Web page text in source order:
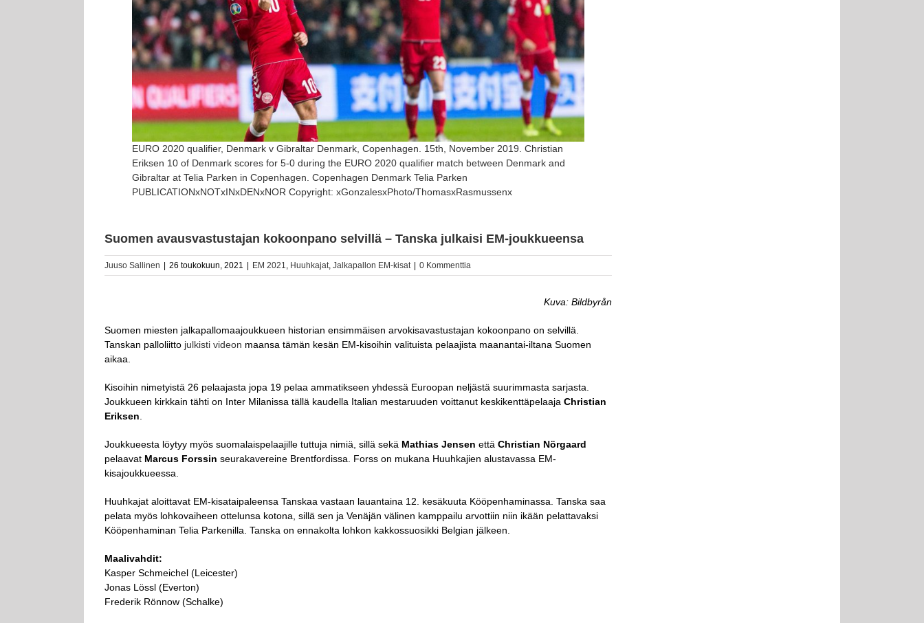
EURO 2020 qualifier, Denmark v Gibraltar Denmark, Copenhagen. 15th, November 2019. Christian
Eriksen 10 of Denmark scores for 5-0 during the EURO 2020 qualifier match between Denmark and
Gibraltar at Telia Parken in Copenhagen. Copenhagen Denmark Telia Parken
PUBLICATIONxNOTxINxDENxNOR Copyright: xGonzalesxPhoto/ThomasxRasmussenx
Suomen avausvastustajan kokoonpano selvillä – Tanska julkaisi EM-joukkueensa
Juuso Sallinen 26 toukokuun, 2021 EM 2021, Huuhkajat, Jalkapallon EM-kisat 0 Kommenttia
Kuva: Bildbyrån
Suomen miesten jalkapallomaajoukkueen historian ensimmäisen arvokisavastustajan kokoonpano on selvillä.
Tanskan palloliitto julkisti videon maansa tämän kesän EM-kisoihin valituista pelaajista maanantai-iltana Suomen
aikaa.
Kisoihin nimetyistä 26 pelaajasta jopa 19 pelaa ammatikseen yhdessä Euroopan neljästä suurimmasta sarjasta.
Joukkueen kirkkain tähti on Inter Milanissa tällä kaudella Italian mestaruuden voittanut keskikenttäpelaaja Christian
Eriksen.
Joukkueesta löytyy myös suomalaispelaajille tuttuja nimiä, sillä sekä Mathias Jensen että Christian Nörgaard
pelaavat Marcus Forssin seurakavereine Brentfordissa. Forss on mukana Huuhkajien alustavassa EM-
kisajoukkueessa.
Huuhkajat aloittavat EM-kisataipaleensa Tanskaa vastaan lauantaina 12. kesäkuuta Kööpenhaminassa. Tanska saa
pelata myös lohkovaiheen ottelunsa kotona, sillä sen ja Venäjän välinen kamppailu arvottiin niin ikään pelattavaksi
Kööpenhaminan Telia Parkenilla. Tanska on ennakolta lohkon kakkossuosikki Belgian jälkeen.
Maalivahdit:
Kasper Schmeichel (Leicester)
Jonas Lössl (Everton)
Frederik Rönnow (Schalke)